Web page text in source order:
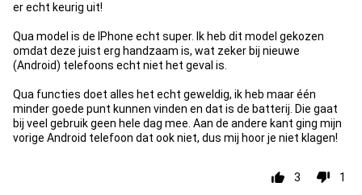
er echt keurig uit!
Qua model is de IPhone echt super. Ik heb dit model gekozen
omdat deze juist erg handzaam is, wat zeker bij nieuwe
(Android) telefoons echt niet het geval is.
Qua functies doet alles het echt geweldig, ik heb maar één
minder goede punt kunnen vinden en dat is de batterij. Die gaat
bij veel gebruik geen hele dag mee. Aan de andere kant ging mijn
vorige Android telefoon dat ook niet, dus mij hoor je niet klagen!
3 1